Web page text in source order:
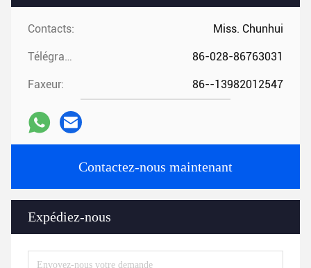
Contacts: Miss. Chunhui
Télégramme: 86-028-86763031
Faxeur: 86--13982012547
Contactez-nous maintenant
Expédiez-nous